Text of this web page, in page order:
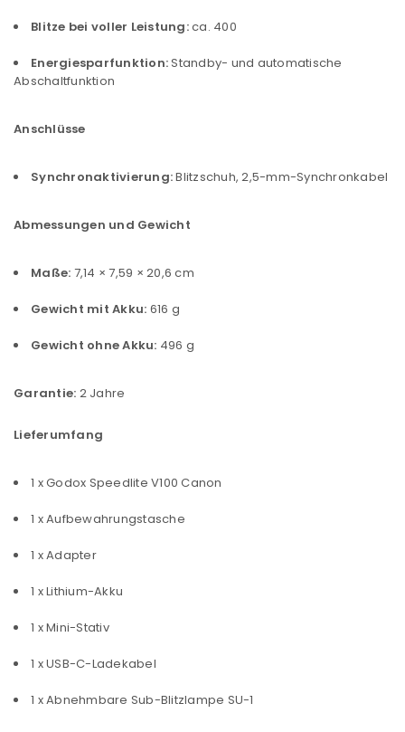
REGISTRIEREN
Blitze bei voller Leistung:ca. 400
Energiesparfunktion:Standby- und automatische
Abschaltfunktion
Anschlüsse
Synchronaktivierung:Blitzschuh, 2,5-mm-Synchronkabel
Abmessungen und Gewicht
Maße: 7,14 × 7,59 × 20,6 cm
Gewicht mit Akku: 616 g
Gewicht ohne Akku: 496 g
Garantie: 2 Jahre
Lieferumfang
1 x Godox Speedlite V100 Canon
1 x Aufbewahrungstasche
1 x Adapter
1 x Lithium-Akku
1 x Mini-Stativ
1 x USB-C-Ladekabel
1 x Abnehmbare Sub-Blitzlampe SU-1